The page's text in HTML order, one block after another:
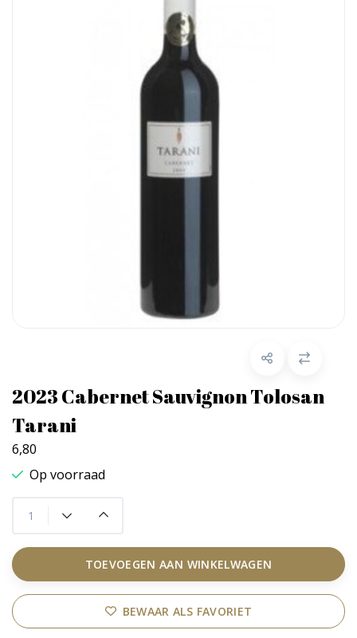
2023 Cabernet Sauvignon Tolosan
Tarani
6,80
Op voorraad
TOEVOEGEN AAN WINKELWAGEN
BEWAAR ALS FAVORIET